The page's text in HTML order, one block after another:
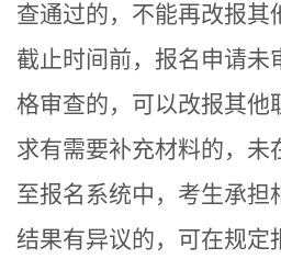
查通过的，不能再改报其
截止时间前，报名申请未
格审查的，可以改报其他
求有需要补充材料的，未
至报名系统中，考生承担
结果有异议的，可在规定